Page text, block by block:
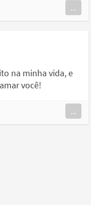
...
na minha vida, e
você!
...